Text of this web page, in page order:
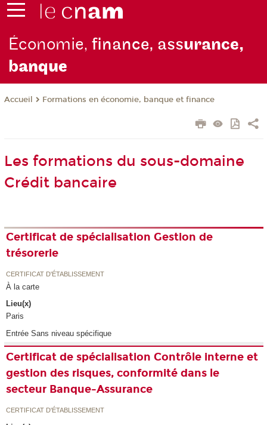
Économie,finance, assurance,
banque
Accueil Formations en économie, banque et finance
Les formations du sous-domaine
Crédit bancaire
Certificat de spécialisation Gestion de
trésorerie
CERTIFICAT D'ÉTABLISSEMENT
À la carte
Lieu(x)
Paris
Entrée Sans niveau spécifique
Certificat de spécialisation Contrôle interne et
gestion des risques, conformité dans le
secteur Banque-Assurance
CERTIFICAT D'ÉTABLISSEMENT